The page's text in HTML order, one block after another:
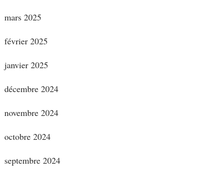
mars 2025
février 2025
janvier 2025
décembre 2024
novembre 2024
octobre 2024
septembre 2024